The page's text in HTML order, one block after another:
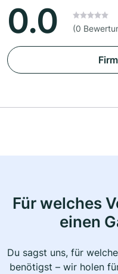
0.0 (0
Für welches
einen
Du sagst uns, für
benötigst – wir holen